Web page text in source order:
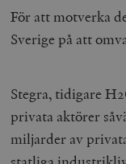
För att motverka
Sverige på att
Stegra, tidigare
privata aktörer
miljarder av